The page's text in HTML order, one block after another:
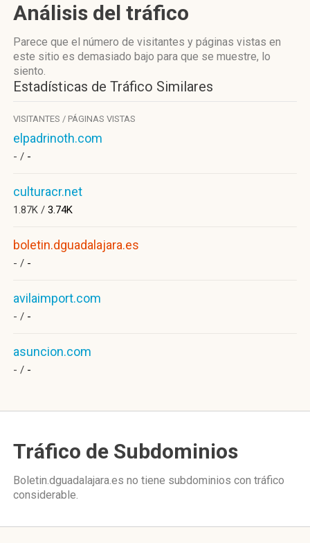
Análisis del tráfico
Parece que el número de visitantes y páginas vistas en
este sitio es demasiado bajo para que se muestre, lo
siento.
Estadísticas de Tráfico Similares
VISITANTES / PÁGINAS VISTAS
elpadrinoth.com
- / -
culturacr.net
1.87K / 3.74K
boletin.dguadalajara.es
- / -
avilaimport.com
- / -
asuncion.com
- / -
Tráfico de Subdominios
Boletin.dguadalajara.es no tiene subdominios con tráfico
considerable.